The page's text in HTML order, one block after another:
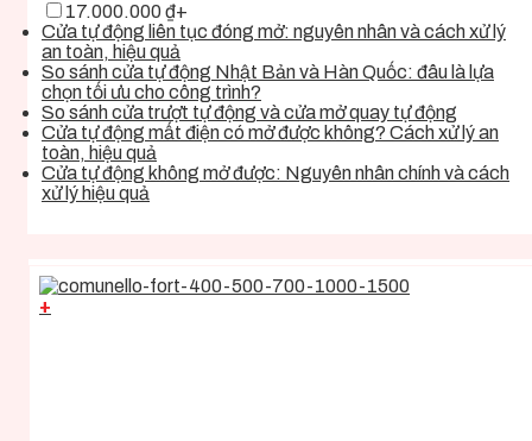
17.000.000 ₫+
Cửa tự động liên tục đóng mở: nguyên nhân và cách xử lý
an toàn, hiệu quả
So sánh cửa tự động Nhật Bản và Hàn Quốc: đâu là lựa
chọn tối ưu cho công trình?
So sánh cửa trượt tự động và cửa mở quay tự động
Cửa tự động mất điện có mở được không? Cách xử lý an
toàn, hiệu quả
Cửa tự động không mở được: Nguyên nhân chính và cách
xử lý hiệu quả
+